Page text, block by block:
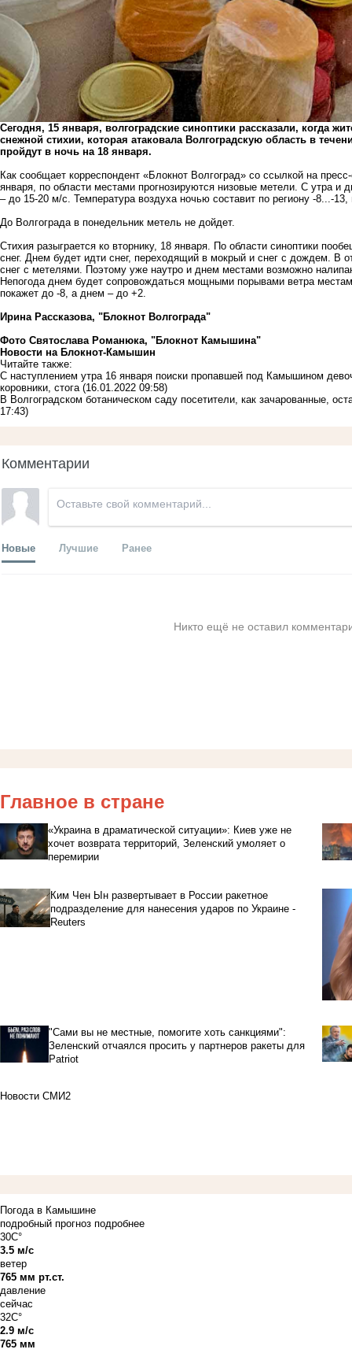
Сегодня, 15 января, волгоградские синоптики рассказали, когда
снежной стихии, которая атаковала Волгоградскую область в
пройдут в ночь на 18 января.
Как сообщает корреспондент «Блокнот Волгоград» со ссылкой на
января, по области местами прогнозируются низовые метели. С утра
– до 15-20 м/с. Температура воздуха ночью составит по региону -8...-
До Волгограда в понедельник метель не дойдет.
Стихия разыграется ко вторнику, 18 января. По области синоптики
снег. Днем будет идти снег, переходящий в мокрый и снег с дождем. В
снег с метелями. Поэтому уже наутро и днем местами возможно
Непогода днем будет сопровождаться мощными порывами ветра
покажет до -8, а днем – до +2.
Ирина Рассказова, "Блокнот Волгограда"
Фото Святослава Романюка, "Блокнот Камышина"
Новости на Блoкнoт-Камышин
Читайте также:
С наступлением утра 16 января поиски пропавшей под Камышином
коровники, стога (16.01.2022 09:58)
В Волгоградском ботаническом саду посетители, как зачарованные,
17:43)
Комментарии
Новые Лучшие Ранее
Никто ещё не оставил
Главное в стране
«Украина в драматической ситуации»: Киев уже не
хочет возврата территорий, Зеленский умоляет о
перемирии
Ким Чен Ын развертывает в России ракетное
подразделение для нанесения ударов по Украине -
Reuters
"Сами вы не местные, помогите хоть санкциями":
Зеленский отчаялся просить у партнеров ракеты для
Patriot
Новости СМИ2
Погода в Камышине
подробный прогноз подробнее
30C°
3.5 м/с
ветер
765 мм рт.ст.
давление
сейчас
32C°
2.9 м/с
765 мм